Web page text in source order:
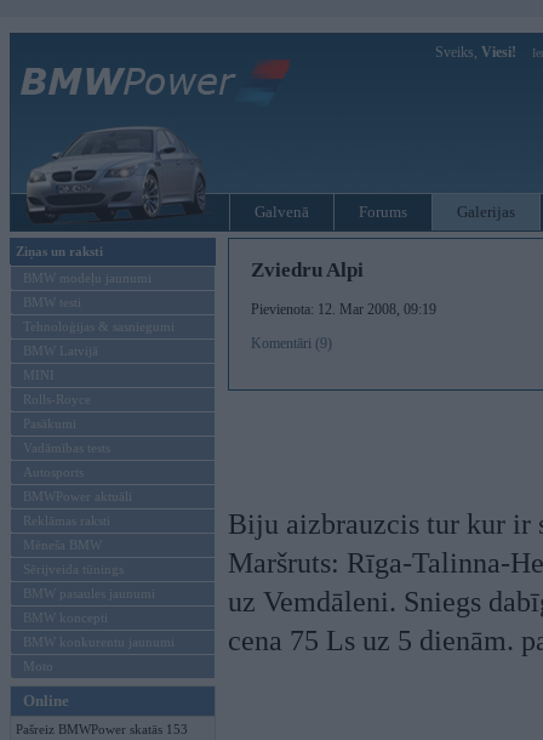
Sveiks, Viesi!
Galvenā Forums Galerijas
Ziņas un raksti
BMW modeļu jaunumi
BMW testi
Tehnoloģijas & sasniegumi
BMW Latvijā
MINI
Rolls-Royce
Pasākumi
Vadāmības tests
Autosports
BMWPower aktuāli
Reklāmas raksti
Mēneša BMW
Sērijveida tūnings
BMW pasaules jaunumi
BMW koncepti
BMW konkurentu jaunumi
Moto
Online
Pašreiz BMWPower skatās 153
Zviedru Alpi
Pievienota: 12. Mar 2008, 09:19
Komentāri (9)
Biju aizbrauzcis tur kur ir
Maršruts: Rīga-Talinna-
uz Vemdāleni. Sniegs
cena 75 Ls uz 5 dienām.